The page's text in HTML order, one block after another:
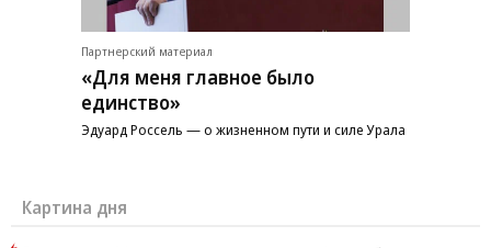
Партнерский материал
«Для меня главное было
единство»
Эдуард Россель — о жизненном пути и силе Урала
Картина дня